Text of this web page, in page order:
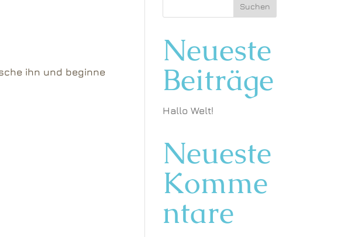
ihn und beginne
Suchen
Neueste
Beiträge
Hallo Welt!
Neueste
Komme
ntare